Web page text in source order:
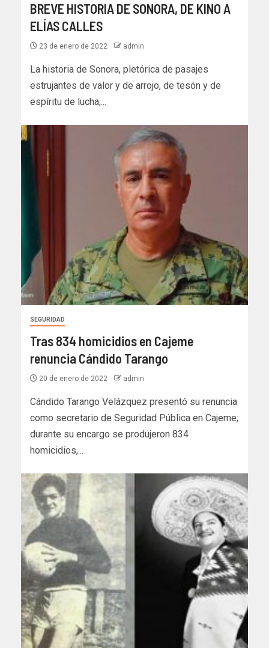
BREVE HISTORIA DE SONORA, DE KINO A
ELÍAS CALLES
23 de enero de 2022 admin
La historia de Sonora, pletórica de pasajes
estrujantes de valor y de arrojo, de tesón y de
espíritu de lucha,...
SEGURIDAD
Tras 834 homicidios en Cajeme
renuncia Cándido Tarango
20 de enero de 2022 admin
Cándido Tarango Velázquez presentó su renuncia
como secretario de Seguridad Pública en Cajeme;
durante su encargo se produjeron 834
homicidios,...